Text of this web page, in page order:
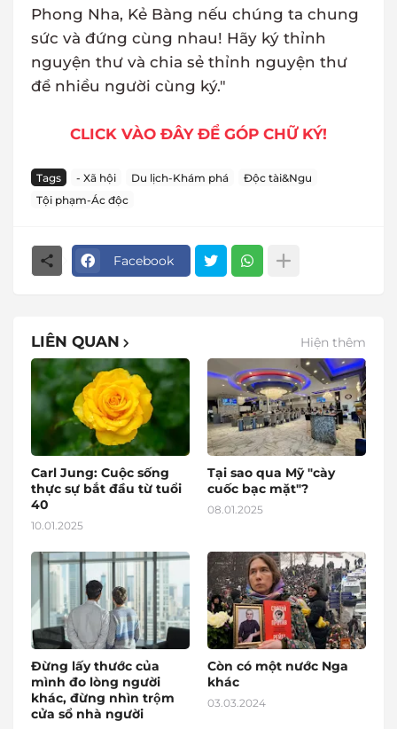
Phong Nha, Kẻ Bàng nếu chúng ta chung
sức và đứng cùng nhau! Hãy ký thỉnh
nguyện thư và chia sẻ thỉnh nguyện thư
để nhiều người cùng ký."
CLICK VÀO ĐÂY ĐỂ GÓP CHỮ KÝ!
Tags - Xã hội Du lịch-Khám phá
Độc tài&Ngu
Tội phạm-Ác độc
Facebook
LIÊN QUAN Hiện thêm
Carl Jung: Cuộc sống
thực sự bắt đầu từ tuổi
40
10.01.2025
Tại sao qua Mỹ "cày
cuốc bạc mặt"?
08.01.2025
Đừng lấy thước của
mình đo lòng người
khác, đừng nhìn trộm
cửa sổ nhà người
Còn có một nước Nga
khác
03.03.2024